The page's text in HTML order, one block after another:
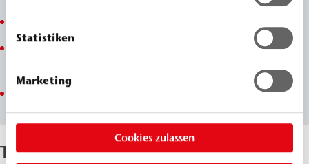
Statistiken
Marketing
Cookies zulassen
kann für Betonergänzung oder -reprofilierung mit
Technische Parameter